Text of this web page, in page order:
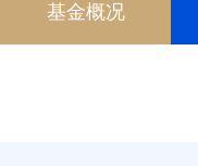
基金概况